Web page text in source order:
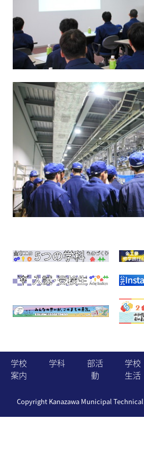
学校
案内
学科
部活
動
学校
生活
Copyright Kanazawa Municipal